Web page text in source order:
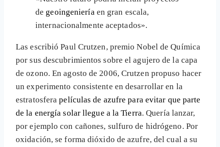
de geoingeniería en gran escala,
internacionalmente aceptados».
Las escribió Paul Crutzen, premio Nobel de Química
por sus descubrimientos sobre el agujero de la capa
de ozono. En agosto de 2006, Crutzen propuso hacer
un experimento consistente en desarrollar en la
estratosferapelículas de azufre para evitar que parte
de la energía solar llegue a la Tierra. Quería lanzar,
por ejemplo con cañones, sulfuro de hidrógeno. Por
oxidación, se forma dióxido de azufre, del cual a su